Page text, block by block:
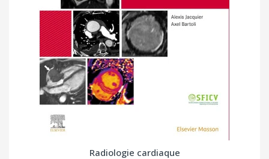
Radiologie cardiaque